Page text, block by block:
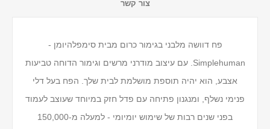
צור קשר
פח דוושה מלבני בגימור כרום מבית סימפלהיומן -
Simplehuman. עם עיצוב מודרני מרשים וגימור הדוחה טביעות
אצבע, הוא יהיה תוספת מושלמת לבית שלך. הפח בעל דלי
פנימי נשלף, ומנגנון פתיחה עם פדל חזק במיוחד שעוצב לעמוד
בפני שנים רבות של שימוש יומיומי - למעלה מ-150,000